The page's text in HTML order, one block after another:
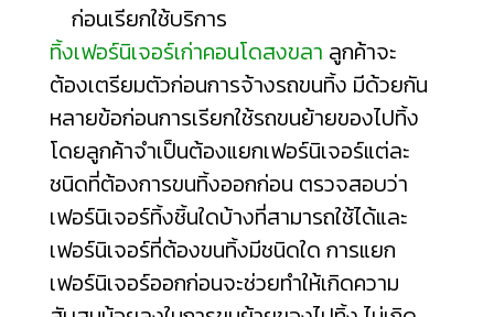
ก่อนเรียกใช้บริการ
ทิ้งเฟอร์นิเจอร์เก่าคอนโดสงขลา ลูกค้าจะ
ต้องเตรียมตัวก่อนการจ้างรถขนทิ้ง มีด้วยกัน
หลายข้อก่อนการเรียกใช้รถขนย้ายของไปทิ้ง
โดยลูกค้าจำเป็นต้องแยกเฟอร์นิเจอร์แต่ละ
ชนิดที่ต้องการขนทิ้งออกก่อน ตรวจสอบว่า
เฟอร์นิเจอร์ทิ้งชิ้นใดบ้างที่สามารถใช้ได้และ
เฟอร์นิเจอร์ที่ต้องขนทิ้งมีชนิดใด การแยก
เฟอร์นิเจอร์ออกก่อนจะช่วยทำให้เกิดความ